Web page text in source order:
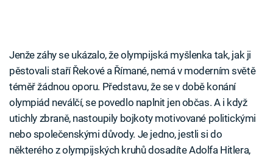
Jenže záhy se ukázalo, že olympijská myšlenka tak, jak ji
pěstovali staří Řekové a Římané, nemá v moderním světě
téměř žádnou oporu. Představu, že se v době konání
olympiád neválčí, se povedlo naplnit jen občas. A i když
utichly zbraně, nastoupily bojkoty motivované politickými
nebo společenskými důvody. Je jedno, jestli si do
některého z olympijských kruhů dosadíte Adolfa Hitlera,